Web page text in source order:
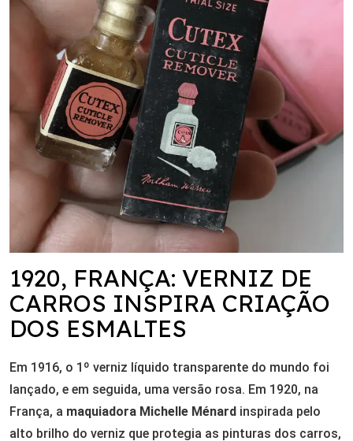
1920, FRANÇA: VERNIZ DE
CARROS INSPIRA CRIAÇÃO
DOS ESMALTES
Em 1916, o 1º verniz líquido transparente do mundo foi
lançado, e em seguida, uma versão rosa. Em 1920, na
França, a maquiadora Michelle Ménard inspirada pelo
alto brilho do verniz que protegia as pinturas dos carros,